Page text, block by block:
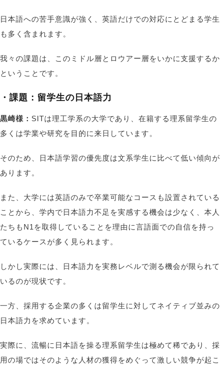
日本語への苦手意識が強く、英語だけでの対応にとどまる学生
も多く含まれます。
我々の課題は、このミドル層とロウアー層をいかに支援するか
ということです。
・課題：留学生の日本語力
黒崎様： SITは理工学系の大学であり、在籍する理系留学生の
多くは学業や研究を目的に来日しています。
そのため、日本語学習の優先度は文系学生に比べて低い傾向が
あります。
また、大学には英語のみで卒業可能なコースも設置されている
ことから、学内で日本語力不足を実感する機会は少なく、本人
たちもN1を取得していることを理由に言語面での自信を持っ
ているケースが多く見られます。
しかし実際には、日本語力を実務レベルで測る機会が限られて
いるのが現状です。
一方、採用する企業の多くは留学生に対してネイティブ並みの
日本語力を求めています。
実際に、流暢に日本語を操る理系留学生は極めて稀であり、採
用の場ではそのような人材の獲得をめぐって激しい競争が起こ